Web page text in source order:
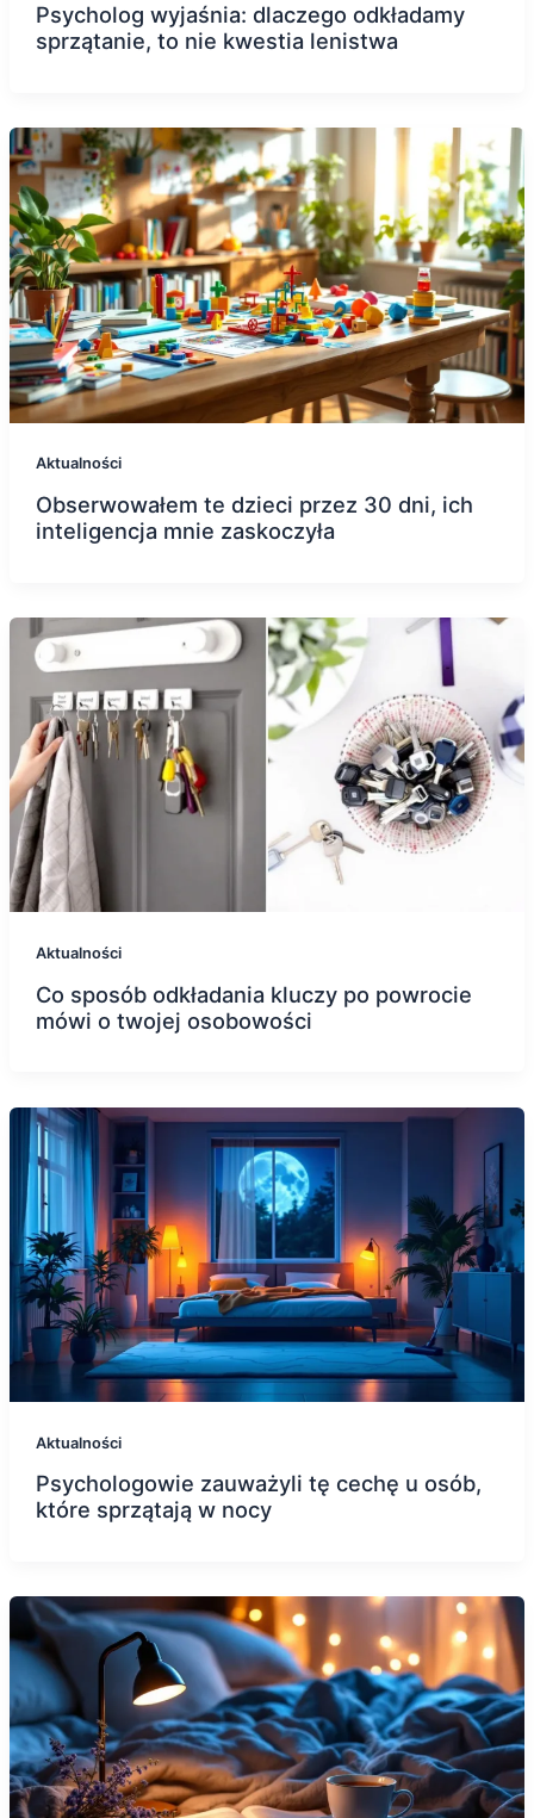
Psycholog wyjaśnia: dlaczego odkładamy
sprzątanie, to nie kwestia lenistwa
Aktualności
Obserwowałem te dzieci przez 30 dni, ich
inteligencja mnie zaskoczyła
Aktualności
Co sposób odkładania kluczy po powrocie
mówi o twojej osobowości
Aktualności
Psychologowie zauważyli tę cechę u osób,
które sprzątają w nocy